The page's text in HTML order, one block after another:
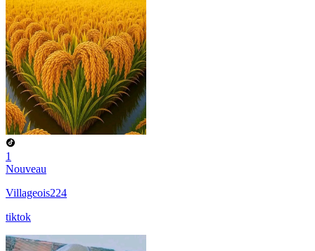
1
Nouveau
Villageois224
tiktok